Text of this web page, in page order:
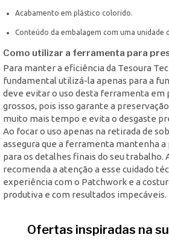
Acabamento em plástico colorido.
Conteúdo da embalagem com uma unidade
Como utilizar a ferramenta para
Para manter a eficiência da Tesoura
fundamental utilizá-la apenas para a
deve evitar o uso desta ferramenta em
grossos, pois isso garante a
muito mais tempo e evita o desgaste
Ao focar o uso apenas na retirada de
assegura que a ferramenta mantenha a
para os detalhes finais do seu trabalho.
recomenda a atenção a esse cuidado
experiência com o Patchwork e a
produtiva e com resultados impecáveis.
Ofertas inspiradas na